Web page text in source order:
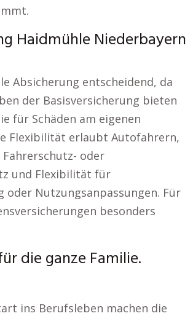
Haidmühle Niederbayern
Absicherung entscheidend, da
der Basisversicherung bieten
für Schäden am eigenen
Flexibilität erlaubt Autofahrern,
oder
und Flexibilität für
oder Nutzungsanpassungen. Für
besonders
die ganze Familie.
ins Berufsleben machen die